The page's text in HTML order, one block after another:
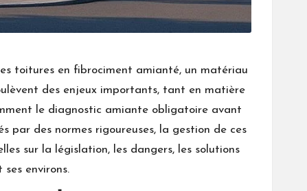
toitures en fibrociment amianté, un matériau
des enjeux importants, tant en matière
le diagnostic amiante obligatoire avant
par des normes rigoureuses, la gestion de ces
sur la législation, les dangers, les solutions
environs.